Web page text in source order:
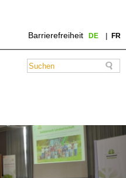
Barrierefreiheit DE FR